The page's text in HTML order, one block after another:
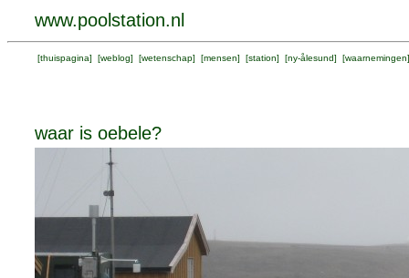
www.poolstation.nl
[thuispagina] [weblog] [wetenschap] [mensen] [station] [ny-ålesund] [waarnemingen
waar is oebele?